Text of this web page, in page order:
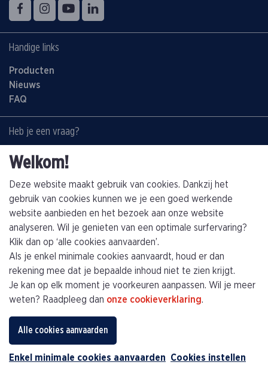
Volg ons op
FacebookInstagramYouTube
Handige links
Producten
Nieuws
FAQ
Heb je een vraag?
Contacteer ons:
+32(0)89463794
info@kathagen.be
Vestiging
Kathagen N.V.
Toekomststraat 4
B-3960 Bree (Limburg)
Plan je route
Privacybeleid
Algemene voorwaarden
webdesign © Sanmax Projects
Contacteer ons: info@kathagen.be
Welkom!
Deze website maakt gebruik van cookies. Dankzij het
gebruik van cookies kunnen we je een goed werkende
website aanbieden en het bezoek aan onze website
analyseren. Wil je genieten van een optimale surfervaring?
Klik dan op ‘alle cookies aanvaarden’.
Als je enkel minimale cookies aanvaardt, houd er dan
rekening mee dat je bepaalde inhoud niet te zien krijgt.
Je kan op elk moment je voorkeuren aanpassen. Wil je meer
weten? Raadpleeg dan onze cookieverklaring.
Alle cookies aanvaarden
Enkel minimale cookies aanvaarden Cookies instellen